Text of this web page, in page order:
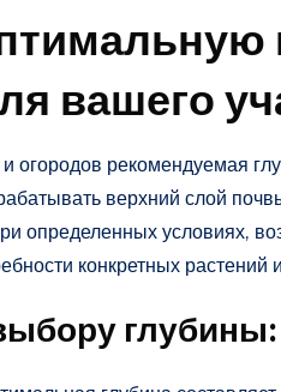
вашего
огородов рекомендуемая
верхний слой
определенных условиях,
конкретных растений
глубины: